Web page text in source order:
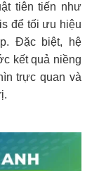
tiên tiến như
để tối ưu hiệu
Đặc biệt, hệ
kết quả niềng
trực quan và